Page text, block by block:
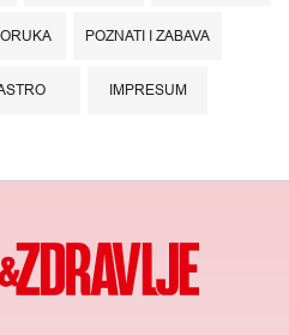
POZNATI I ZABAVA
IMPRESUM